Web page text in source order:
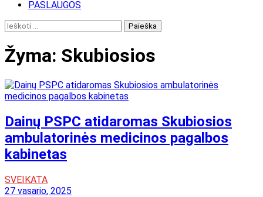
PASLAUGOS
Ieškoti:
Žyma: Skubiosios
Dainų PSPC atidaromas Skubiosios
ambulatorinės medicinos pagalbos
kabinetas
SVEIKATA
27 vasario, 2025